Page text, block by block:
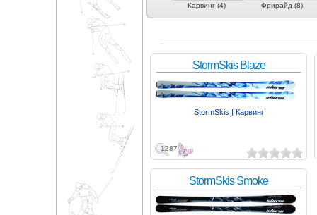
Универсальные (1) Карвинг (4) Фрирайд (8)
1287
StormSkis Blaze
StormSkis | Карвинг
StormSkis Smoke